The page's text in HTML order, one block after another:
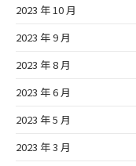
2023 年 10 月
2023 年 9 月
2023 年 8 月
2023 年 6 月
2023 年 5 月
2023 年 3 月